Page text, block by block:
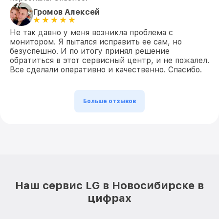
Громов Алексей
Не так давно у меня возникла проблема с
монитором. Я пытался исправить ее сам, но
безуспешно. И по итогу принял решение
обратиться в этот сервисный центр, и не пожалел.
Все сделали оперативно и качественно. Спасибо.
Больше отзывов
Наш сервис LG в Новосибирске в
цифрах